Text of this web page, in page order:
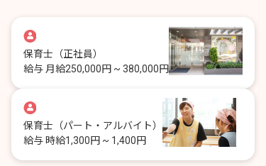
保育士 （正社員）
給与 月給250,000円 ~ 380,000円
保育士 （パート・アルバイト）
給与 時給1,300円 ~ 1,400円